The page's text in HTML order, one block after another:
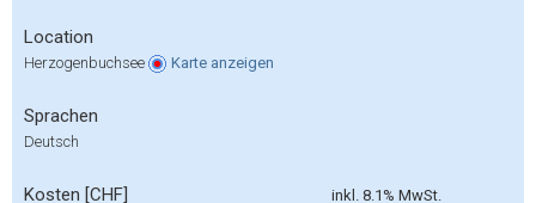
Location
Herzogenbuchsee Karte anzeigen
Sprachen
Deutsch
Kosten [CHF]
inkl. 8.1% MwSt.